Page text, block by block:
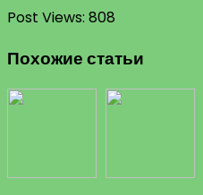
Post Views: 808
Похожие статьи